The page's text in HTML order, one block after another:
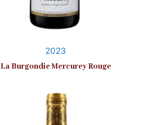
2023
La Burgondie Mercurey Rouge